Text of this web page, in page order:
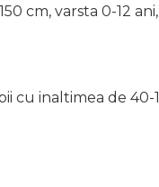
cm, varsta 0-12
inaltimea de 40-